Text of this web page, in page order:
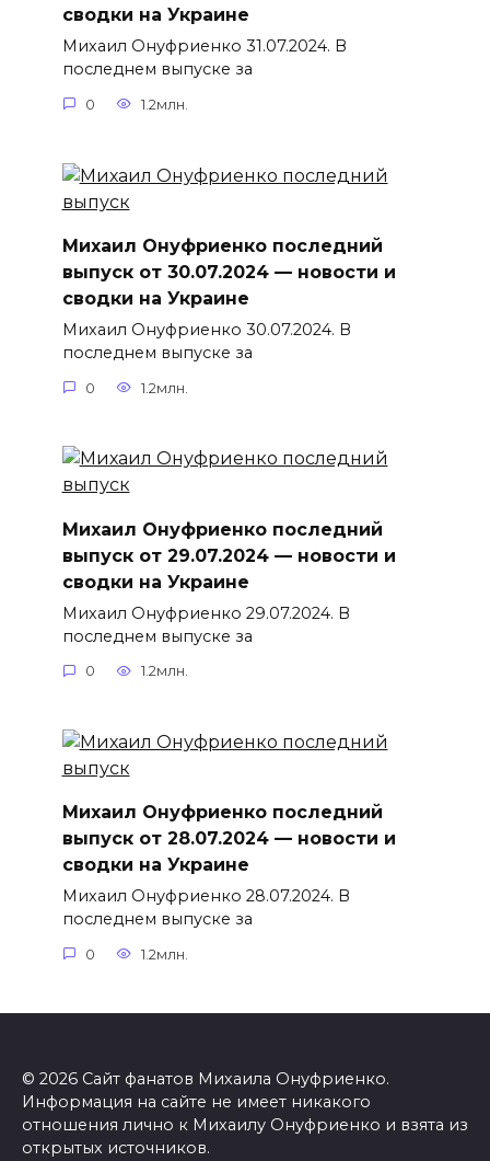
сводки на Украине
Михаил Онуфриенко 31.07.2024. В
последнем выпуске за
0 1.2млн.
Михаил Онуфриенко последний
выпуск от 30.07.2024 — новости и
сводки на Украине
Михаил Онуфриенко 30.07.2024. В
последнем выпуске за
0 1.2млн.
Михаил Онуфриенко последний
выпуск от 29.07.2024 — новости и
сводки на Украине
Михаил Онуфриенко 29.07.2024. В
последнем выпуске за
0 1.2млн.
Михаил Онуфриенко последний
выпуск от 28.07.2024 — новости и
сводки на Украине
Михаил Онуфриенко 28.07.2024. В
последнем выпуске за
0 1.2млн.
© 2026 Сайт фанатов Михаила Онуфриенко.
Информация на сайте не имеет никакого
отношения лично к Михаилу Онуфриенко и взята из
открытых источников.